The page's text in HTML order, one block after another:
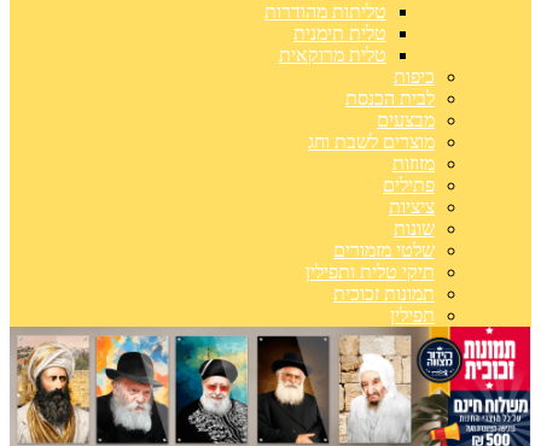
טליתות מהודרות
טלית תימנית
טלית מרוקאית
כיפות
לבית הכנסת
מבצעים
מוצרים לשבת וחג
מזוזות
פתילים
ציציות
שונות
שלטי מזמורים
תיקי טלית ותפילין
תמונות זכוכית
תפילין